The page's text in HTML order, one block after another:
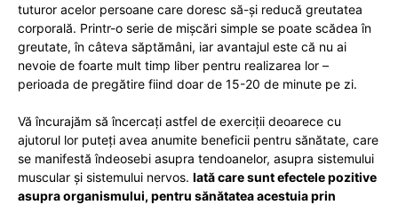
tuturor acelor persoane care doresc să-și reducă greutatea
corporală. Printr-o serie de mișcări simple se poate scădea în
greutate, în câteva săptămâni, iar avantajul este că nu ai
nevoie de foarte mult timp liber pentru realizarea lor –
perioada de pregătire fiind doar de 15-20 de minute pe zi.
Vă încurajăm să încercați astfel de exerciții deoarece cu
ajutorul lor puteți avea anumite beneficii pentru sănătate, care
se manifestă îndeosebi asupra tendoanelor, asupra sistemului
muscular și sistemului nervos. Iată care sunt efectele pozitive
asupra organismului, pentru sănătatea acestuia prin